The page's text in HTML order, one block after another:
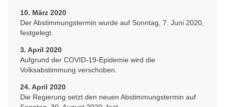
10. März 2020
Der Abstimmungstermin wurde auf Sonntag, 7. Juni 2020,
festgelegt.
3. April 2020
Aufgrund der COVID-19-Epidemie wird die
Volksabstimmung verschoben.
24. April 2020
Die Regierung setzt den neuen Abstimmungstermin auf